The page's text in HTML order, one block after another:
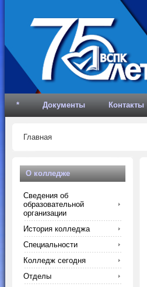
* Документы Контакты
Главная
О колледже
Сведения об
образовательной
организации
История колледжа
Специальности
Колледж сегодня
Отделы